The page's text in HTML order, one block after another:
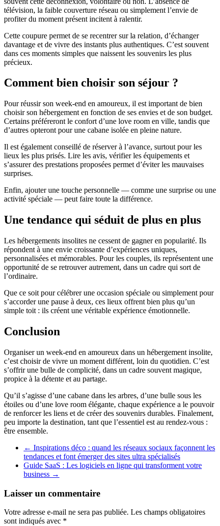
télévision, la faible couverture réseau ou simplement l’envie de
profiter du moment présent incitent à ralentir.
Cette coupure permet de se recentrer sur la relation, d’échanger
davantage et de vivre des instants plus authentiques. C’est souvent
dans ces moments simples que naissent les souvenirs les plus
précieux.
Comment bien choisir son séjour ?
Pour réussir son week-end en amoureux, il est important de bien
choisir son hébergement en fonction de ses envies et de son budget.
Certains préféreront le confort d’une love room en ville, tandis que
d’autres opteront pour une cabane isolée en pleine nature.
Il est également conseillé de réserver à l’avance, surtout pour les
lieux les plus prisés. Lire les avis, vérifier les équipements et
s’assurer des prestations proposées permet d’éviter les mauvaises
surprises.
Enfin, ajouter une touche personnelle — comme une surprise ou une
activité spéciale — peut faire toute la différence.
Une tendance qui séduit de plus en plus
Les hébergements insolites ne cessent de gagner en popularité. Ils
répondent à une envie croissante d’expériences uniques,
personnalisées et mémorables. Pour les couples, ils représentent une
opportunité de se retrouver autrement, dans un cadre qui sort de
l’ordinaire.
Que ce soit pour célébrer une occasion spéciale ou simplement pour
s’accorder une pause à deux, ces lieux offrent bien plus qu’un
simple toit : ils créent une véritable expérience émotionnelle.
Conclusion
Organiser un week-end en amoureux dans un hébergement insolite,
c’est choisir de vivre un moment différent, loin du quotidien. C’est
s’offrir une bulle de complicité, dans un cadre souvent magique,
propice à la détente et au partage.
Qu’il s’agisse d’une cabane dans les arbres, d’une bulle sous les
étoiles ou d’une love room élégante, chaque expérience a le pouvoir
de renforcer les liens et de créer des souvenirs durables. Finalement,
peu importe la destination, tant que l’essentiel est au rendez-vous :
être ensemble.
← Inspirations déco : quand les réseaux sociaux façonnent les
tendances et font émerger des sites ultra spécialisés
Guide SaaS : Les logiciels en ligne qui transforment votre
business →
Laisser un commentaire
Votre adresse e-mail ne sera pas publiée. Les champs obligatoires
sont indiqués avec *